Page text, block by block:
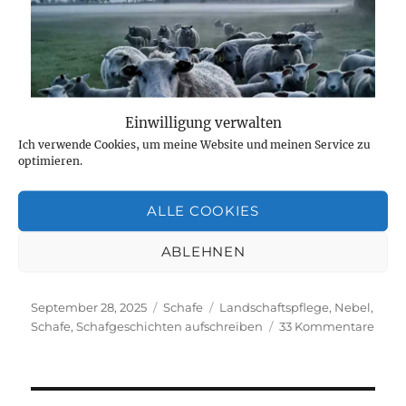
Einwilligung verwalten
Ich verwende Cookies, um meine Website und meinen Service zu
optimieren.
ALLE COOKIES
ABLEHNEN
Veröffentlicht
am
September 28, 2025 Kategorien
Schafe Schlagwörter
Landschaftspflege, Nebel,
Schafe,Schafgeschichten aufschreiben 33 Kommentarezu